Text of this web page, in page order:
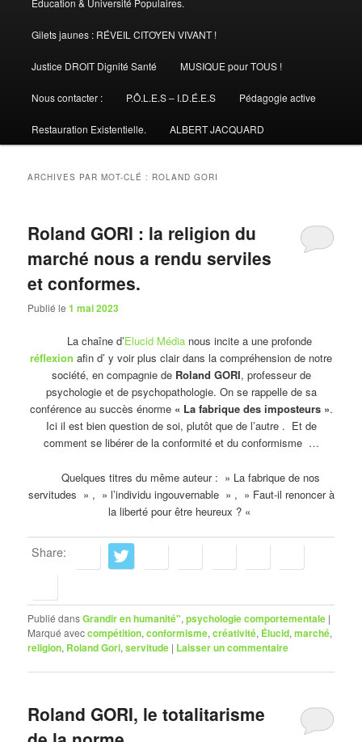
Gilets jaunes : RÉVEIL CITOYEN VIVANT !
Justice DROIT Dignité Santé MUSIQUE pour TOUS !
Nous contacter : P.Ô.L.E.S – I.D.É.E.S Pédagogie active
Restauration Existentielle. ALBERT JACQUARD
ARCHIVES PAR MOT-CLÉ : ROLAND GORI
Roland GORI : la religion du
marché nous a rendu serviles
et conformes.
Publié le1 mai 2023
La chaîne d’Elucid Média nous incite a une profonde
réflexion afin d’ y voir plus clair dans la compréhension de notre
société, en compagnie de Roland GORI, professeur de
psychologie et de psychopathologie. On se rappelle de sa
conférence au succès énorme « La fabrique des imposteurs ».
Ici il est bien question de soi, plutôt que de l’autre . Et de
comment se libérer de la conformité et du conformisme …
Quelques titres du même auteur : » La fabrique de nos
servitudes » , » l’individu ingouvernable » , » Faut-il renoncer à
la liberté pour être heureux ? «
Share:
Publié dansGrandir en humanité",psychologie comportementale |
Marqué aveccompétition,conformisme,créativité, Élucid,marché,
religion, Roland Gori,servitude | Laisser un commentaire
Roland GORI, le totalitarisme